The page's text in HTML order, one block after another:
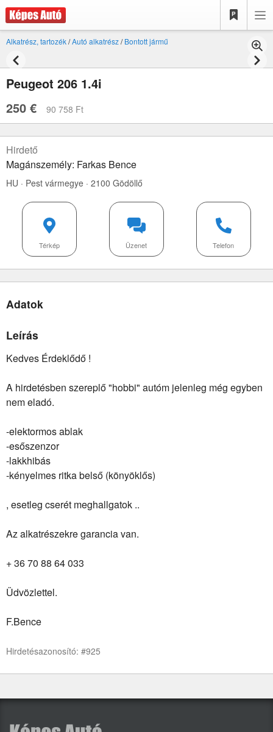
Alkatrész, tartozék/Autó alkatrész/Bontott jármű
Peugeot 206 1.4i
250 €
90 758 Ft
Hirdető
Magánszemély: Farkas Bence
HU · Pest vármegye · 2100 Gödöllő
Telefon
Üzenet
Térkép
Adatok
Leírás
Kedves Érdeklődő !
A hirdetésben szereplő "hobbi" autóm jelenleg még egyben
nem eladó.
-elektormos ablak
-esőszenzor
-lakkhibás
-kényelmes ritka belső (könyöklős)
, esetleg cserét meghallgatok ..
Az alkatrészekre garancia van.
+ 36 70 88 64 033
Üdvözlettel.
F.Bence
Hirdetésazonosító: #925